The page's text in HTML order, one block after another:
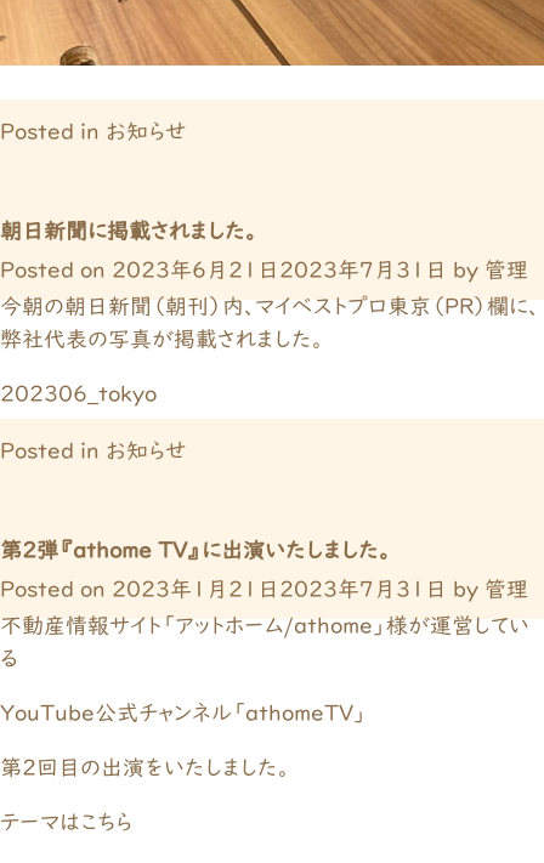
Posted in お知らせ
朝日新聞に掲載されました。
Posted on 2023年6月21日 2023年7月31日 by 管理
今朝の朝日新聞（朝刊）内、マイベストプロ東京（PR）欄に、
弊社代表の写真が掲載されました。
202306_tokyo
Posted in お知らせ
第２弾『athome TV』に出演いたしました。
Posted on 2023年1月21日 2023年7月31日 by 管理
不動産情報サイト「アットホーム/athome」様が運営してい
る
YouTube公式チャンネル「athomeTV」
第２回目の出演をいたしました。
テーマはこちら